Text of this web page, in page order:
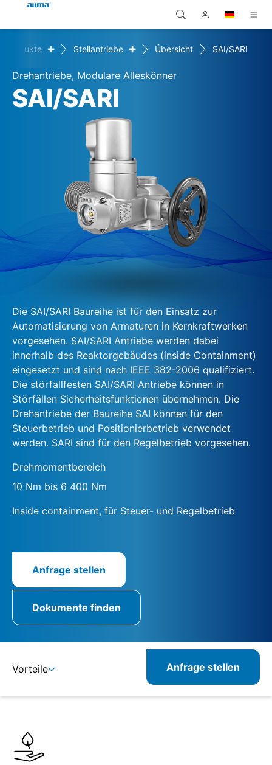
Produkte
Lösungen
Unternehmen
Kontakt
Global
Europa
Asien und Pazifik
Nordamerika
Suche
Produkte + Stellantriebe + Übersicht SAI/SARI
Drehantriebe, Modulare Alleskönner
SAI/SARI
Die SAI/SARI Baureihe ist für den Einsatz zur
Automatisierung von Armaturen in Kernkraftwerken
vorgesehen. SAI/SARI Antriebe werden dabei
innerhalb des Reaktorgebäudes (inside Containment)
eingesetzt und sind nach IEEE 382-2006 qualifiziert.
Die störfallfesten SAI/SARI Antriebe können in
Störfällen Sicherheitsfunktionen übernehmen. Die
Drehantriebe der Baureihe SAI können für den
Steuerbetrieb und Positionierbetrieb verwendet
werden. SARI sind für den Regelbetrieb vorgesehen.
Drehmomentbereich
10 Nm bis 6 400 Nm
Inside containment, für Steuer- und Regelbetrieb
Anfrage stellen
Dokumente finden
Vorteile Anfrage stellen